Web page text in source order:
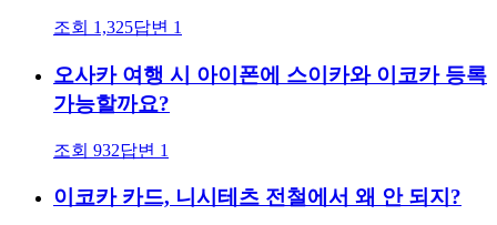
조회 1,325답변 1
오사카 여행 시 아이폰에 스이카와 이코카 등록
가능할까요?
조회 932답변 1
이코카 카드, 니시테츠 전철에서 왜 안 되지?